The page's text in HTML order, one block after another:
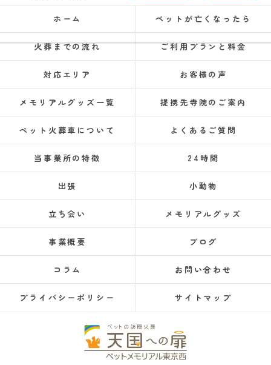
ホーム ペットが亡くなったら
火葬までの流れ ご利用プランと料金
対応エリア お客様の声
メモリアルグッズ一覧 提携先寺院のご案内
ペット火葬車について よくあるご質問
当事業所の特徴 24時間
出張 小動物
立ち会い メモリアルグッズ
事業概要 ブログ
コラム お問い合わせ
プライバシーポリシー サイトマップ